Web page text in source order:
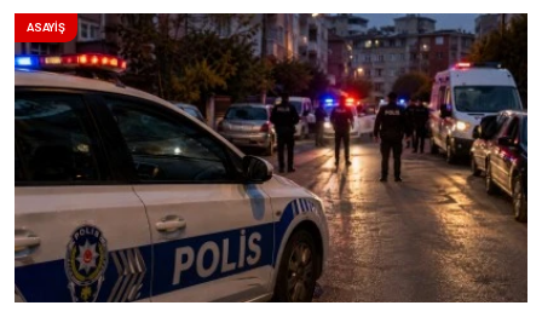
ASAYİŞ